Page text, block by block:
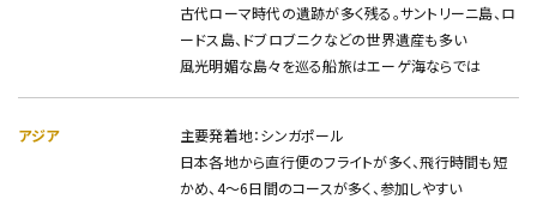
古代ローマ時代の遺跡が多く残る。サントリーニ島、ロ
ードス島、ドブロブニクなどの世界遺産も多い
風光明媚な島々を巡る船旅はエーゲ海ならでは
アジア
主要発着地：シンガポール
日本各地から直行便のフライトが多く、飛行時間も短
かめ、4～6日間のコースが多く、参加しやすい